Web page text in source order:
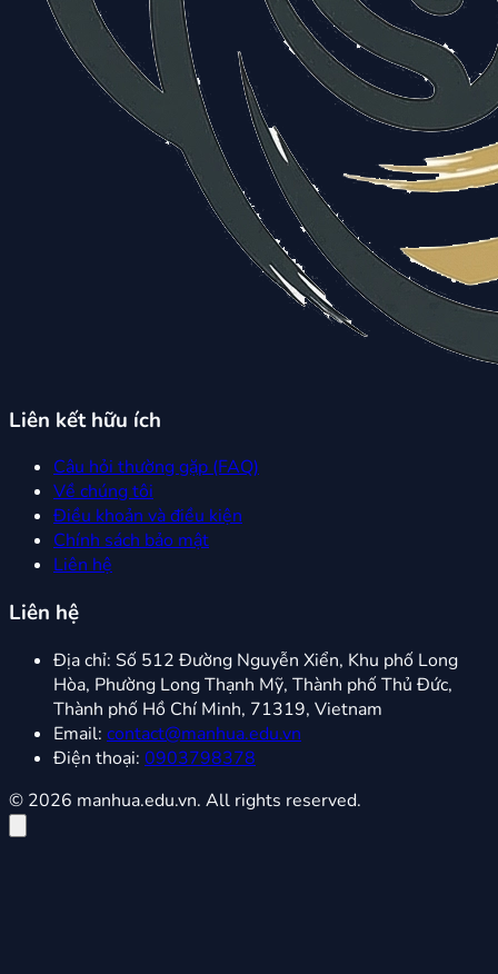
Liên kết hữu ích
Câu hỏi thường gặp (FAQ)
Về chúng tôi
Điều khoản và điều kiện
Chính sách bảo mật
Liên hệ
Liên hệ
Địa chỉ: Số 512 Đường Nguyễn Xiển, Khu phố Long
Hòa, Phường Long Thạnh Mỹ, Thành phố Thủ Đức,
Thành phố Hồ Chí Minh, 71319, Vietnam
Email: contact@manhua.edu.vn
Điện thoại: 0903798378
© 2026 manhua.edu.vn. All rights reserved.